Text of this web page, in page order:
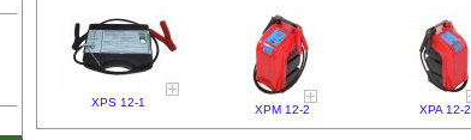
XPS 12-1
XPM 12-2 XPA 12-2